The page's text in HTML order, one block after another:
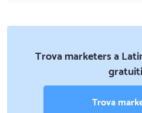
Trova marketers a
gratuiti
Trova